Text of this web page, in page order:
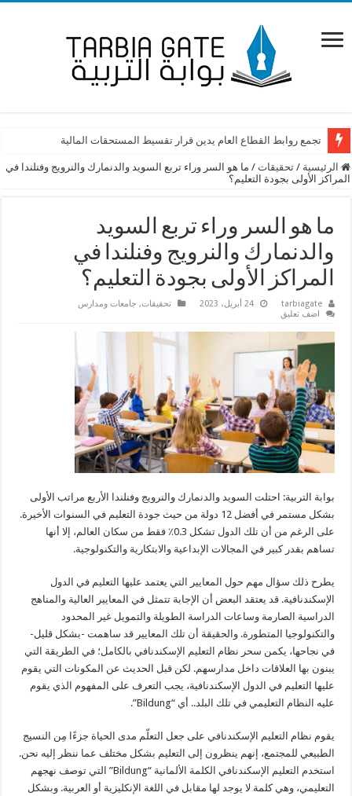
تجمع روابط القطاع العام يدين قرار تقسيط المستحقات المالية
الرئيسية / تحقيقات / ما هو السر وراء تربع السويد والدنمارك والنرويج وفنلندا في
المراكز الأولى بجودة التعليم؟
ما هو السر وراء تربع السويد
والدنمارك والنرويج وفنلندا في
المراكز الأولى بجودة التعليم؟
tarbiagate 24 أبريل، 2023 تحقيقات, جامعات ومدارس
اضف تعليق
بوابة التربية: احتلت السويد والدنمارك والنرويج وفنلندا الأربع مراتب الأولى
بشكل مستمر في أفضل 12 دولة من حيث جودة التعليم في السنوات الأخيرة.
على الرغم من أن تلك الدول تشكل 0.3٪ فقط من سكان العالم، إلا أنها
تساهم بقدر كبير في المجالات الإبداعية والابتكارية والتكنولوجية.
يطرح ذلك سؤال مهم حول المعايير التي يعتمد عليها التعليم في الدول
الإسكندنافية. قد يعتقد البعض أن الإجابة تتمثل في المعايير العالية والمناهج
الدراسية الصارمة وساعات الدراسة الطويلة والتمويل غير المحدود
والتكنولوجيا المتطورة. والحقيقة أن تلك المعايير قد ساهمت -بشكل قليل-
في نجاحها، يكمن سحر نظام التعليم الإسكندنافي بالكامل؛ في الطريقة التي
يبنون بها العلاقات داخل مدارسهم. لكن قبل الحديث عن المكونات التي يقوم
عليها التعليم في الدول الإسكندنافية، يجب التعرف على المفهوم الذي يقوم
عليه النظام التعليمي في تلك البلد.. أي “Bildung”.
يقوم نظام التعليم الإسكندنافي على جعل التعلّم مدى الحياة جزءًا مِن النسيج
الطبيعي للمجتمع، إنهم ينظرون إلى التعليم بشكل مختلف عما ننظر إليه نحن.
استخدم التعليم الإسكندنافي الكلمة الألمانية “Bildung” التي توصف نهجهم
التعليمي، وهي كلمة لا يوجد لها مقابل في اللغة الإنكليزية أو العربية. وبشكل